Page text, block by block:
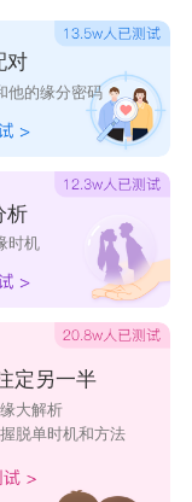
对
他的缘分密码
析
时机
定另一半
大解析
脱单时机和方法